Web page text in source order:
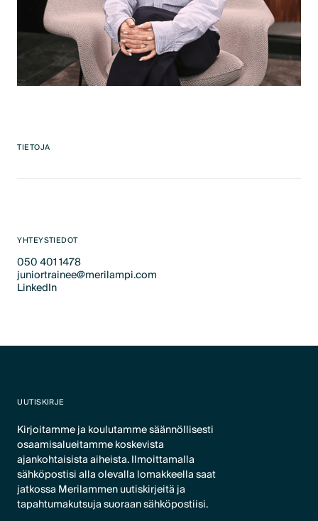
TIETOJA
YHTEYSTIEDOT
050 401 1478
Text Link
juniortrainee@merilampi.com
Text Link
LinkedIn
UUTISKIRJE
Kirjoitamme ja koulutamme säännöllisesti
osaamisalueitamme koskevista
ajankohtaisista aiheista. Ilmoittamalla
sähköpostisi alla olevalla lomakkeella saat
jatkossa Merilammen uutiskirjeitä ja
tapahtumakutsuja suoraan sähköpostiisi.